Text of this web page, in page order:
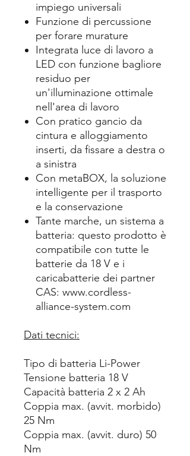
impiego universali
Funzione di percussione
per forare murature
Integrata luce di lavoro a
LED con funzione bagliore
residuo per
un'illuminazione ottimale
nell'area di lavoro
Con pratico gancio da
cintura e alloggiamento
inserti, da fissare a destra o
a sinistra
Con metaBOX, la soluzione
intelligente per il trasporto
e la conservazione
Tante marche, un sistema a
batteria: questo prodotto è
compatibile con tutte le
batterie da 18 V e i
caricabatterie dei partner
CAS: www.cordless-
alliance-system.com
Dati tecnici:
Tipo di batteria Li-Power
Tensione batteria 18 V
Capacità batteria 2 x 2 Ah
Coppia max. (avvit. morbido)
25 Nm
Coppia max. (avvit. duro) 50
Nm